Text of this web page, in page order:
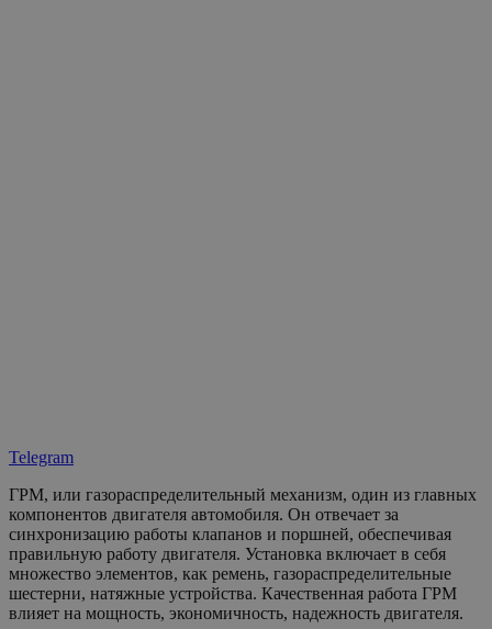
Telegram
ГРМ, или газораспределительный механизм, один из главных
компонентов двигателя автомобиля. Он отвечает за
синхронизацию работы клапанов и поршней, обеспечивая
правильную работу двигателя. Установка включает в себя
множество элементов, как ремень, газораспределительные
шестерни, натяжные устройства. Качественная работа ГРМ
влияет на мощность, экономичность, надежность двигателя.